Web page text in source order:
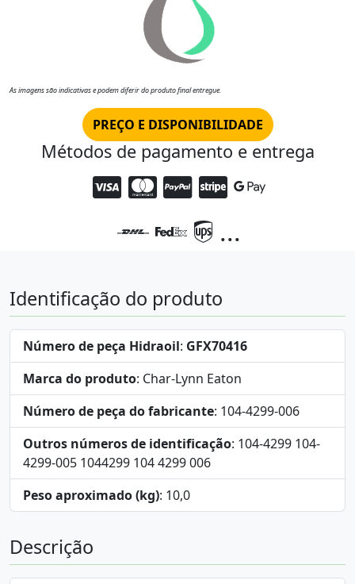
As imagens são indicativas e podem diferir do produto final entregue.
PREÇO E DISPONIBILIDADE
Métodos de pagamento e entrega
...
Identificação do produto
Número de peça Hidraoil: GFX70416
Marca do produto: Char-Lynn Eaton
Número de peça do fabricante: 104-4299-006
Outros números de identificação: 104-4299 104-
4299-005 1044299 104 4299 006
Peso aproximado (kg): 10,0
Descrição